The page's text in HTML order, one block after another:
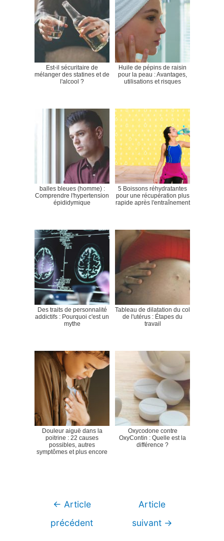
Est-il sécuritaire de
mélanger des statines et de
l'alcool ?
Huile de pépins de raisin
pour la peau : Avantages,
utilisations et risques
balles bleues (homme) :
Comprendre l'hypertension
épididymique
5 Boissons réhydratantes
pour une récupération plus
rapide après l'entraînement
Des traits de personnalité
addictifs : Pourquoi c'est un
mythe
Tableau de dilatation du col
de l'utérus : Étapes du
travail
Douleur aiguë dans la
poitrine : 22 causes
possibles, autres
symptômes et plus encore
Oxycodone contre
OxyContin : Quelle est la
différence ?
Navigation
← Article
précédent
Article
suivant →